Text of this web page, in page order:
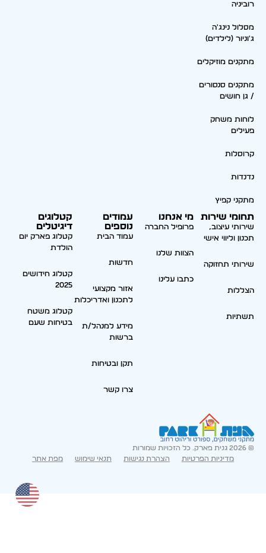
רוביניה
מסלול נינג'ה
ג'וניור (לילדים)
מתקנים מוזיקלים
מתקנים סנסורים
/ גן חושים
לוחות משחק
פעילים
קרוסלות
נדנדות
מתקני קפיץ
תחומי שירות
שירותי עיצוב,
תכנון וליווי אישי
שירותי תחזוקה
הצללות
תשתיות
מי אנחנו
פרופיל החברה
הצוות שלנו
כתבו עלינו
עמודים
נוספים
עמוד הבית
חדשות
אזור מקצועי
לתכנון ואדריכלות
מידע למנהל/ת
ברשות
תקן ובטיחות
צרו קשר
קטלוגים
דיגיטלים
קטלוג פארק יום
הולדת
קטלוג חידושים
2025
קטלוג משטח
בטיחות שעם
© 2026 גנית פארק. כל הזכויות שמורות
מדיניות הפרטיות
הצהרת נגישות תנאי שימוש מפת אתר